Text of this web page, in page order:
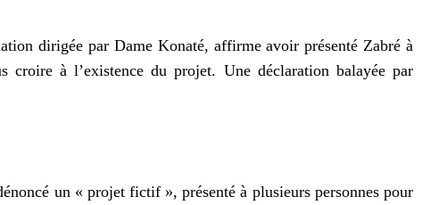
dirigée par Dame Konaté, affirme avoir présenté Zabré à
croire à l’existence du projet. Une déclaration balayée par
un « projet fictif », présenté à plusieurs personnes pour